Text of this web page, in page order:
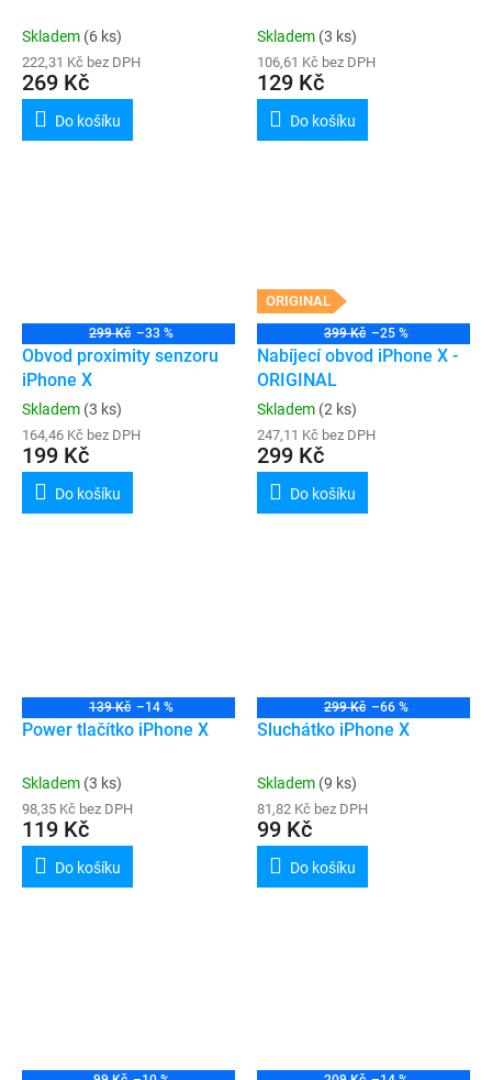
Skladem (6 ks)
222,31 Kč bez DPH
269 Kč
Do košíku
Skladem (3 ks)
106,61 Kč bez DPH
129 Kč
Do košíku
299 Kč –33 %
Obvod proximity senzoru
iPhone X
Skladem (3 ks)
164,46 Kč bez DPH
199 Kč
Do košíku
ORIGINAL
399 Kč –25 %
Nabíjecí obvod iPhone X -
ORIGINAL
Skladem (2 ks)
247,11 Kč bez DPH
299 Kč
Do košíku
139 Kč –14 %
Power tlačítko iPhone X
Skladem (3 ks)
98,35 Kč bez DPH
119 Kč
Do košíku
299 Kč –66 %
Sluchátko iPhone X
Skladem (9 ks)
81,82 Kč bez DPH
99 Kč
Do košíku